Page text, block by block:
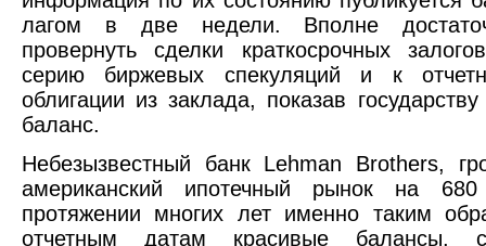
лагом в две недели. Вполне
провернуть сделки краткосрочных
серию биржевых спекуляций и к
облигации из заклада, показав
баланс.
Небезызвестный банк Lehman Brothers,
американский ипотечный рынок на
протяжении многих лет именно таким
отчетным датам красивые балансы,